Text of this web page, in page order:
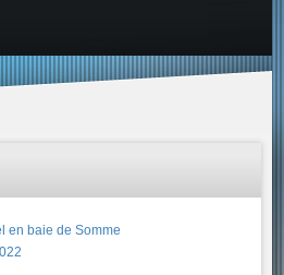
site Web
lien !
en baie de Somme